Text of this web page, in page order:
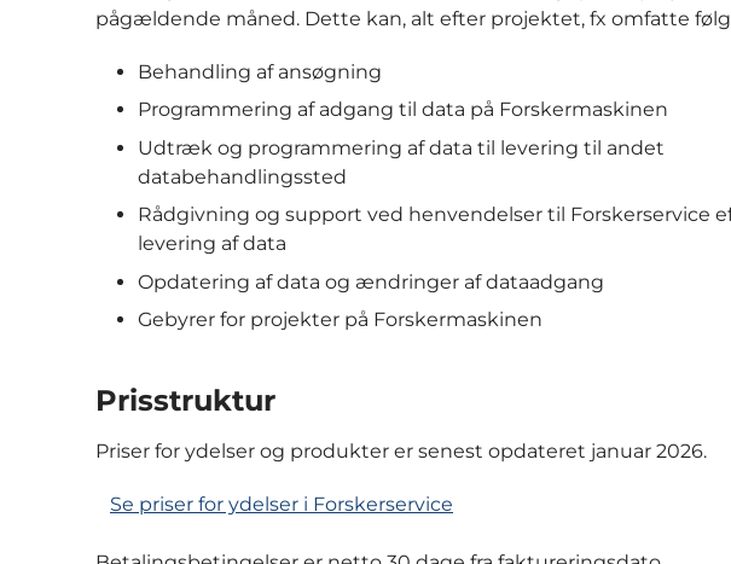
pågældende måned. Dette kan, alt efter projektet, fx omfatte
Behandling af ansøgning
Programmering af adgang til data på Forskermaskinen
Udtræk og programmering af data til levering til andet
databehandlingssted
Rådgivning og support ved henvendelser til Forskerservice
levering af data
Opdatering af data og ændringer af dataadgang
Gebyrer for projekter på Forskermaskinen
Prisstruktur
Priser for ydelser og produkter er senest opdateret januar 2026.
Se priser for ydelser i Forskerservice